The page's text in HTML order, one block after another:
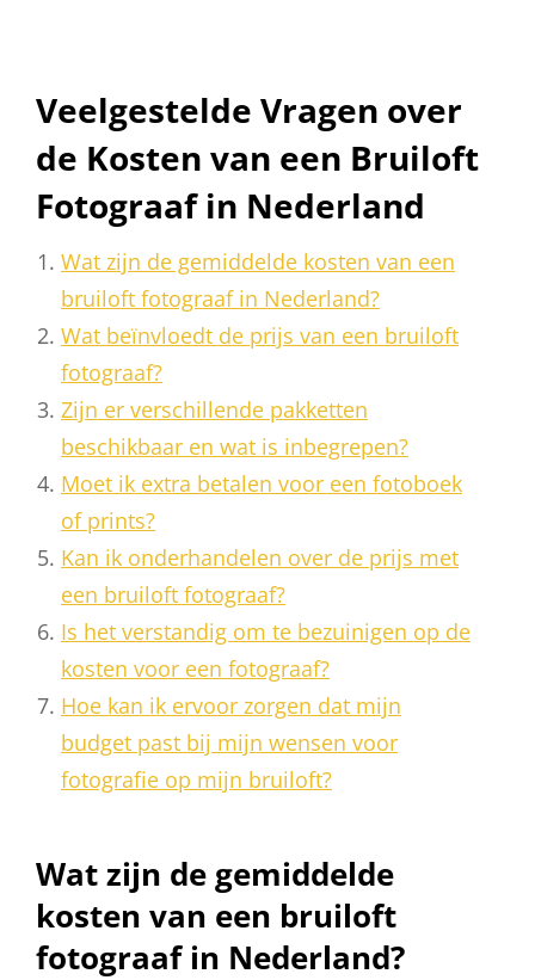
Veelgestelde Vragen over
de Kosten van een Bruiloft
Fotograaf in Nederland
Wat zijn de gemiddelde kosten van een
bruiloft fotograaf in Nederland?
Wat beïnvloedt de prijs van een bruiloft
fotograaf?
Zijn er verschillende pakketten
beschikbaar en wat is inbegrepen?
Moet ik extra betalen voor een fotoboek
of prints?
Kan ik onderhandelen over de prijs met
een bruiloft fotograaf?
Is het verstandig om te bezuinigen op de
kosten voor een fotograaf?
Hoe kan ik ervoor zorgen dat mijn
budget past bij mijn wensen voor
fotografie op mijn bruiloft?
Wat zijn de gemiddelde
kosten van een bruiloft
fotograaf in Nederland?